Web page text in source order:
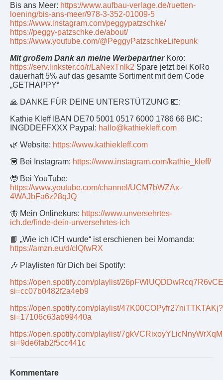
Bis ans Meer: https://www.aufbau-verlage.de/ruetten-
loening/bis-ans-meer/978-3-352-01009-5
https://www.instagram.com/peggypatzschke/
https://peggy-patzschke.de/about/
https://www.youtube.com/@PeggyPatzschkeLifepunk
Mit großem Dank an meine WerbepartnerKoro:
https://serv.linkster.co/r/LaNexTnlk2 Spare jetzt bei KoRo
dauerhaft 5% auf das gesamte Sortiment mit dem Code
„GETHAPPY“
🙏 DANKE FÜR DEINE UNTERSTÜTZUNG 💶:
Kathie Kleff IBAN DE70 5001 0517 6000 1786 66 BIC:
INGDDEFFXXX Paypal: hallo@kathiekleff.com
🌿 Website: https://www.kathiekleff.com
💟 Bei Instagram: https://www.instagram.com/kathie_kleff/
🤓 Bei YouTube:
https://www.youtube.com/channel/UCM7bWZAx-
4WAJbFa6z28qJQ
🦋 Mein Onlinekurs: https://www.unversehrtes-
ich.de/finde-dein-unversehrtes-ich
📙 „Wie ich ICH wurde“ ist erschienen bei Momanda:
https://amzn.eu/d/clQfwRX
🎶 Playlisten für Dich bei Spotify:
https://open.spotify.com/playlist/
si=cc07b0482f2a4eb9
https://open.spotify.com/playlist/47K00COPyfr27niTTKTAKj?
si=17106c63ab99440a
https://open.spotify.com/playlist/
si=9de6fab2f5cc441c
Kommentare